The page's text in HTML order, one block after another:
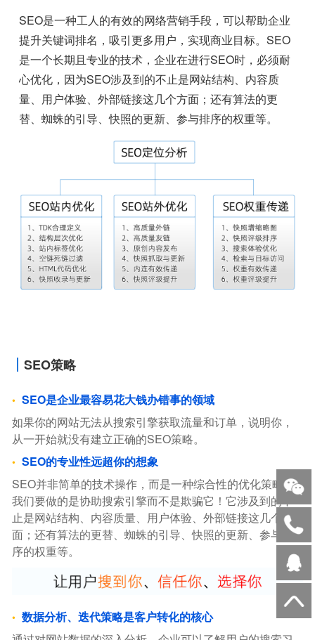
SEO是一种工人的有效的网络营销手段，可以帮助企业
提升关键词排名，吸引更多用户，实现商业目标。SEO
是一个长期且专业的技术，企业在进行SEO时，必须耐
心优化，因为SEO涉及到的不止是网站结构、内容质
量、用户体验、外部链接这几个方面；还有算法的更
替、蜘蛛的引导、快照的更新、参与排序的权重等。
SEO策略
SEO是企业最容易花大钱办错事的领域
如果你的网站无法从搜索引擎获取流量和订单，说明你，
从一开始就没有建立正确的SEO策略。
SEO的专业性远超你的想象
SEO并非简单的技术操作，而是一种综合性的优化策略。
我们要做的是协助搜索引擎而不是欺骗它！它涉及到的不
止是网站结构、内容质量、用户体验、外部链接这几个方
面；还有算法的更替、蜘蛛的引导、快照的更新、参与排
序的权重等。
数据分析、迭代策略是客户转化的核心